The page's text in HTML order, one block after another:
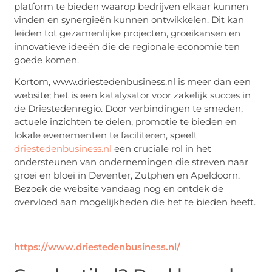
platform te bieden waarop bedrijven elkaar kunnen
vinden en synergieën kunnen ontwikkelen. Dit kan
leiden tot gezamenlijke projecten, groeikansen en
innovatieve ideeën die de regionale economie ten
goede komen.
Kortom, www.driestedenbusiness.nl is meer dan een
website; het is een katalysator voor zakelijk succes in
de Driestedenregio. Door verbindingen te smeden,
actuele inzichten te delen, promotie te bieden en
lokale evenementen te faciliteren, speelt
driestedenbusiness.nl een cruciale rol in het
ondersteunen van ondernemingen die streven naar
groei en bloei in Deventer, Zutphen en Apeldoorn.
Bezoek de website vandaag nog en ontdek de
overvloed aan mogelijkheden die het te bieden heeft.
https://www.driestedenbusiness.nl/